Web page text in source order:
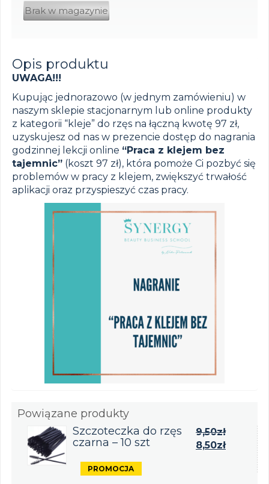
Brak w magazynie
Opis produktu
UWAGA!!!
Kupując jednorazowo (w jednym zamówieniu) w
naszym sklepie stacjonarnym lub online produkty
z kategorii “kleje” do rzęs na łączną kwotę 97 zł,
uzyskujesz od nas w prezencie dostęp do nagrania
godzinnej lekcji online “Praca z klejem bez
tajemnic” (koszt 97 zł), która pomoże Ci pozbyć się
problemów w pracy z klejem, zwiększyć trwałość
aplikacji oraz przyspieszyć czas pracy.
Powiązane produkty
Szczoteczka do rzęs
czarna – 10 szt
9,50zł
8,50zł